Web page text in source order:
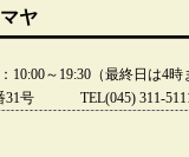
ヤ
10:00～19:30（最終日
31号 TEL(045) 311-